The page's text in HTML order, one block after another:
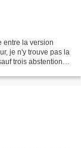
entre la version
je n'y trouve pas la
trois abstentions.